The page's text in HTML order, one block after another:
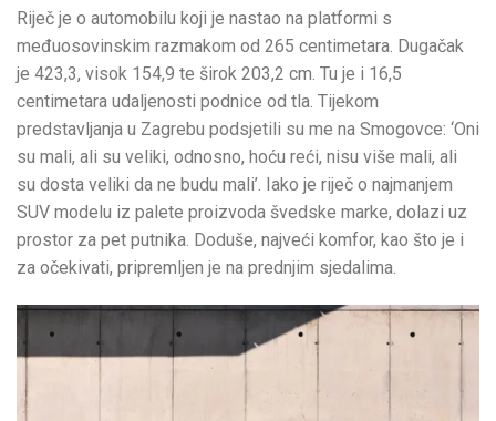
Riječ je o automobilu koji je nastao na platformi s
međuosovinskim razmakom od 265 centimetara. Dugačak
je 423,3, visok 154,9 te širok 203,2 cm. Tu je i 16,5
centimetara udaljenosti podnice od tla. Tijekom
predstavljanja u Zagrebu podsjetili su me na Smogovce: ‘Oni
su mali, ali su veliki, odnosno, hoću reći, nisu više mali, ali
su dosta veliki da ne budu mali’. Iako je riječ o najmanjem
SUV modelu iz palete proizvoda švedske marke, dolazi uz
prostor za pet putnika. Doduše, najveći komfor, kao što je i
za očekivati, pripremljen je na prednjim sjedalima.